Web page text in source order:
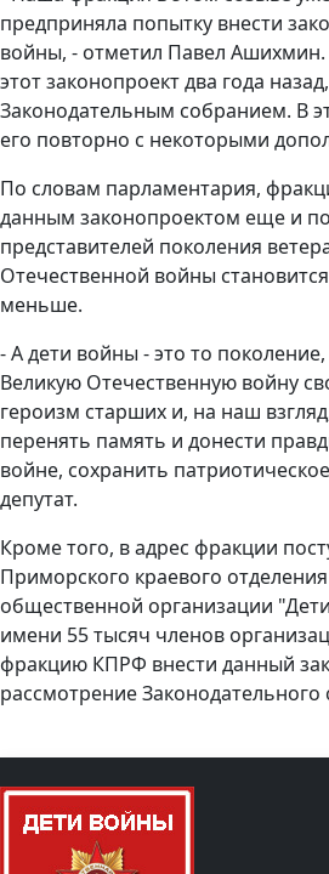
предприняла попытку внести
войны, - отметил Павел
этот законопроект два года
Законодательным собранием. В
его повторно с некоторыми
По словам парламентария,
данным законопроектом еще и
представителей поколения
Отечественной войны
меньше.
- А дети войны - это то
Великую Отечественную войну
героизм старших и, на наш
перенять память и донести
войне, сохранить
депутат.
Кроме того, в адрес фракции
Приморского краевого
общественной организации
имени 55 тысяч членов
фракцию КПРФ внести данный
рассмотрение